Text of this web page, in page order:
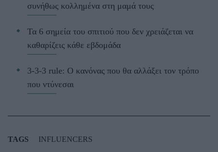
συνήθως κολλημένα στη μαμά τους
Τα 6 σημεία του σπιτιού που δεν χρειάζεται να
καθαρίζεις κάθε εβδομάδα
3-3-3 rule: Ο κανόνας που θα αλλάξει τον τρόπο
που ντύνεσαι
TAGS INFLUENCERS